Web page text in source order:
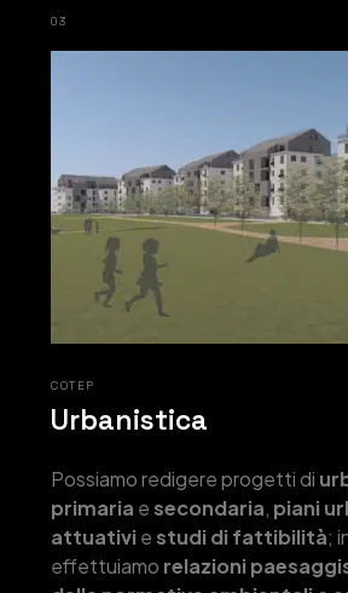
03
COTEP
Urbanistica
Possiamo redigere progetti di
primaria esecondaria, piani
attuativi estudi di fattibilità;
effettuiamo relazioni